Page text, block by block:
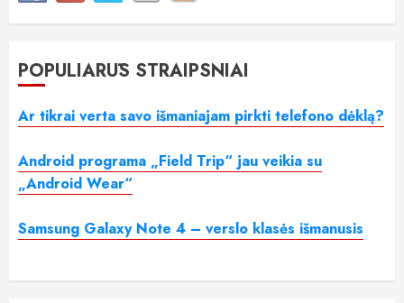
POPULIARŪS STRAIPSNIAI
Ar tikrai verta savo išmaniajam pirkti telefono dėklą?
Android programa „Field Trip“ jau veikia su
„Android Wear“
Samsung Galaxy Note 4 – verslo klasės išmanusis